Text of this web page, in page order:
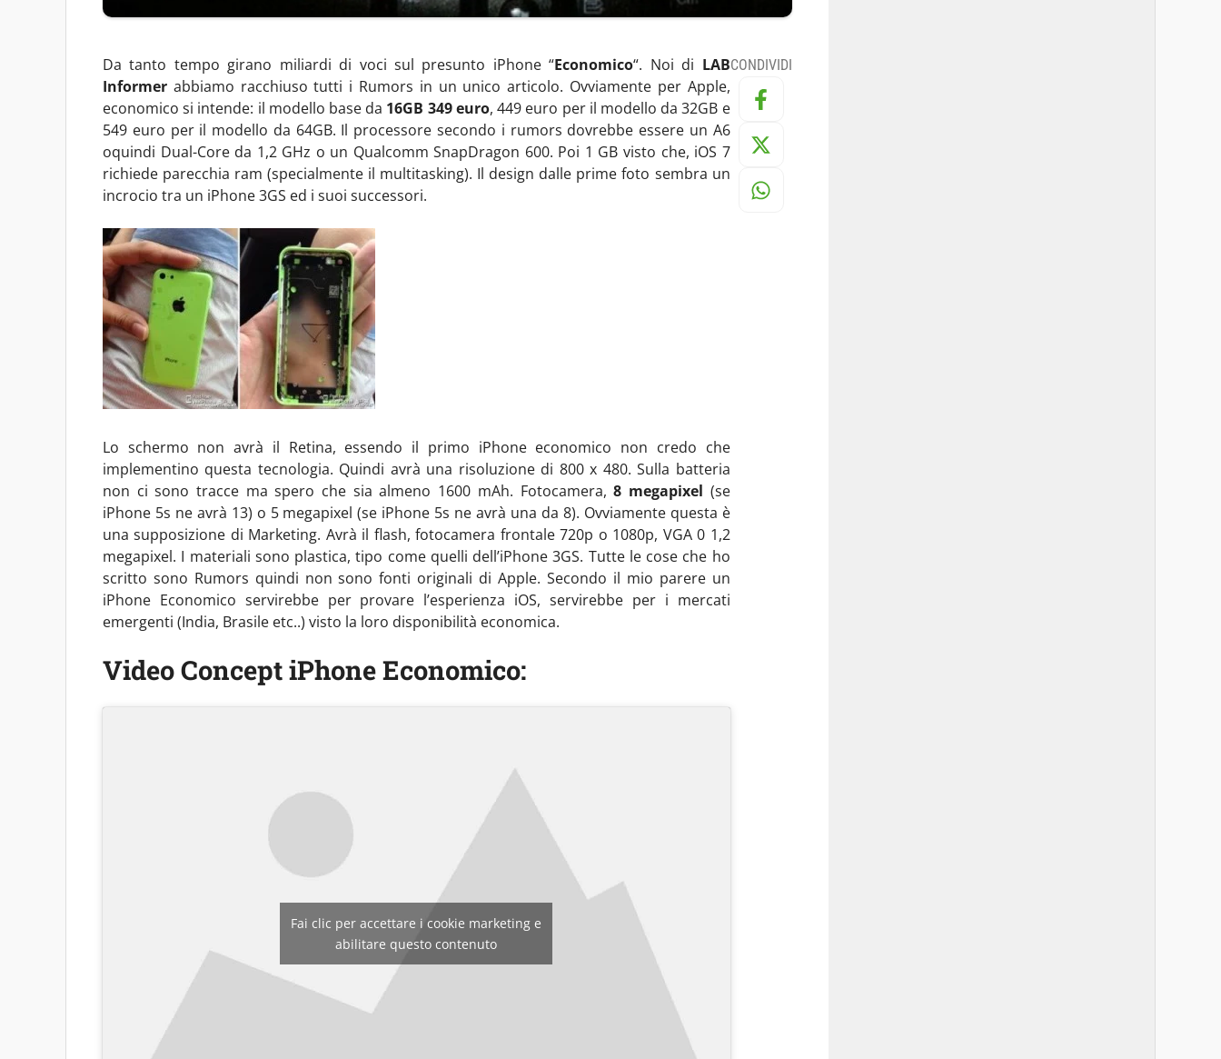
Da tanto tempo girano miliardi di voci sul presunto iPhone “Economico“. Noi di LAB
Informer abbiamo racchiuso tutti i Rumors in un unico articolo. Ovviamente per Apple,
economico si intende: il modello base da 16GB 349 euro, 449 euro per il modello da 32GB e
549 euro per il modello da 64GB. Il processore secondo i rumors dovrebbe essere un A6
oquindi Dual-Core da 1,2 GHz o un Qualcomm SnapDragon 600. Poi 1 GB visto che, iOS 7
richiede parecchia ram (specialmente il multitasking). Il design dalle prime foto sembra un
incrocio tra un iPhone 3GS ed i suoi successori.
Lo schermo non avrà il Retina, essendo il primo iPhone economico non credo che
implementino questa tecnologia. Quindi avrà una risoluzione di 800 x 480. Sulla batteria
non ci sono tracce ma spero che sia almeno 1600 mAh. Fotocamera,8 megapixel (se
iPhone 5s ne avrà 13) o 5 megapixel (se iPhone 5s ne avrà una da 8). Ovviamente questa è
una supposizione di Marketing. Avrà il flash, fotocamera frontale 720p o 1080p, VGA 0 1,2
megapixel. I materiali sono plastica, tipo come quelli dell’iPhone 3GS. Tutte le cose che ho
scritto sono Rumors quindi non sono fonti originali di Apple. Secondo il mio parere un
iPhone Economico servirebbe per provare l’esperienza iOS, servirebbe per i mercati
emergenti (India, Brasile etc..) visto la loro disponibilità economica.
Video Concept iPhone Economico:
Fai clic per accettare i cookie marketing e
abilitare questo contenuto
CONDIVIDI